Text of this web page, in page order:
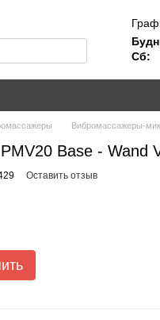
Сб:
Вибромассажеры-
Base - Wand
Оставить отзыв